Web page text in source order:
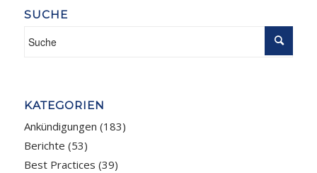
SUCHE
KATEGORIEN
Ankündigungen (183)
Berichte (53)
Best Practices (39)